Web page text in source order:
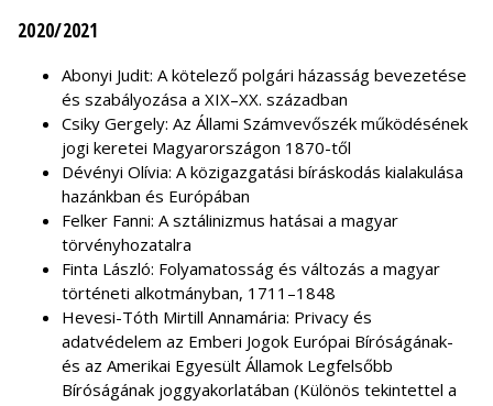
2020/2021
Abonyi Judit: A kötelező polgári házasság bevezetése
és szabályozása a XIX–XX. században
Csiky Gergely: Az Állami Számvevőszék működésének
jogi keretei Magyarországon 1870-től
Dévényi Olívia: A közigazgatási bíráskodás kialakulása
hazánkban és Európában
Felker Fanni: A sztálinizmus hatásai a magyar
törvényhozatalra
Finta László: Folyamatosság és változás a magyar
történeti alkotmányban, 1711–1848
Hevesi-Tóth Mirtill Annamária: Privacy és
adatvédelem az Emberi Jogok Európai Bíróságának-
és az Amerikai Egyesült Államok Legfelsőbb
Bíróságának joggyakorlatában (Különös tekintettel a